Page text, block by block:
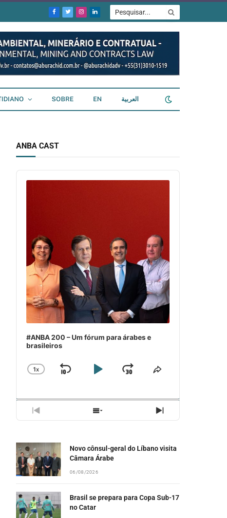
Facebook
TwitterInstagram
LinkedIn
SOBRE EN العربية
ANBA CAST
Audio
Player
#ANBA 200 – Um fórum para árabes e
brasileiros
CHANGE
1X
SKIPPLAYJUMP
PREVIOUS
EPISODE
SHOW
EPISODES
NEXT
EPISODE
Novo cônsul-geral do Líbano visita
Câmara Árabe
06/08/2026
Brasil se prepara para Copa Sub-17
no Catar